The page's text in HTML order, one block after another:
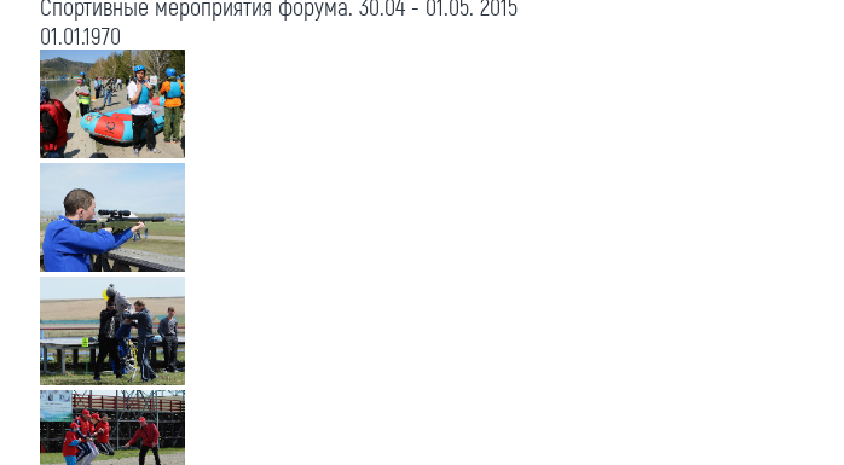
Спортивные мероприятия форума. 30.04 - 01.05. 2015
01.01.1970